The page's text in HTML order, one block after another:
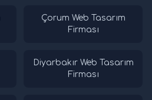
Çorum Web Tasarım
Firması
Diyarbakır Web Tasarım
Firması